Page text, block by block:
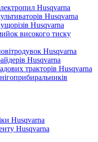
Husqvarna
Husqvarna
Husqvarna
високого тиску
Husqvarna
Husqvarna
тракторів Husqvarna
Husqvarna
Husqvarna